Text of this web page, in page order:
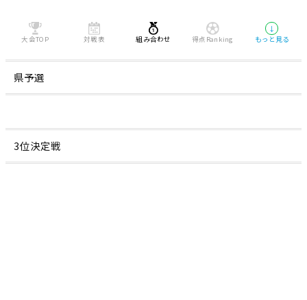
大会TOP 対戦表 組み合わせ 得点Ranking
↓
もっと見る
県予選
3位決定戦